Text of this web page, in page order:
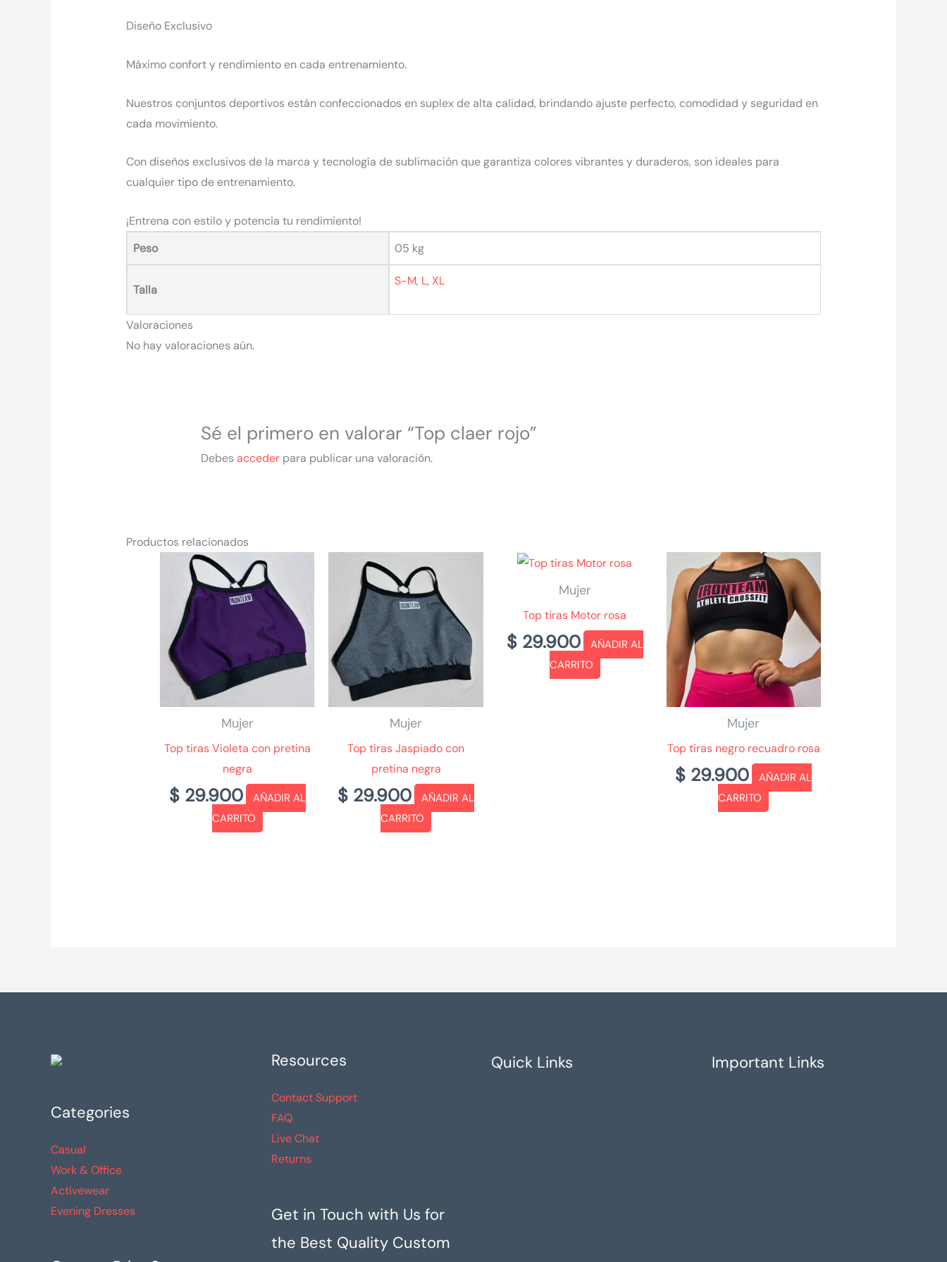
Diseño Exclusivo
Máximo confort y rendimiento en cada entrenamiento.
Nuestros conjuntos deportivos están confeccionados en suplex de alta calidad, brindando ajuste perfecto, comodidad y seguridad en
cada movimiento.
Con diseños exclusivos de la marca y tecnología de sublimación que garantiza colores vibrantes y duraderos, son ideales para
cualquier tipo de entrenamiento.
¡Entrena con estilo y potencia tu rendimiento!
Peso
05 kg
Talla
S-M, L, XL
Valoraciones
No hay valoraciones aún.
Sé el primero en valorar “Top claer rojo”
Debesacceder para publicar una valoración.
Productos relacionados
Mujer
Top tiras Violeta con pretina
negra
$29.900
AÑADIR AL
CARRITO
Mujer
Top tiras Jaspiado con
pretina negra
$ 29.900
AÑADIR AL
CARRITO
Mujer
Top tiras Motor rosa
$29.900
AÑADIR AL
CARRITO
Mujer
Top tiras negro recuadro rosa
$ 29.900
AÑADIR AL
CARRITO
Categories
Casual
Work & Office
Activewear
Evening Dresses
Resources
Contact Support
FAQ
Live Chat
Returns
Get in Touch with Us for
the Best Quality Custom
Quick Links Important Links